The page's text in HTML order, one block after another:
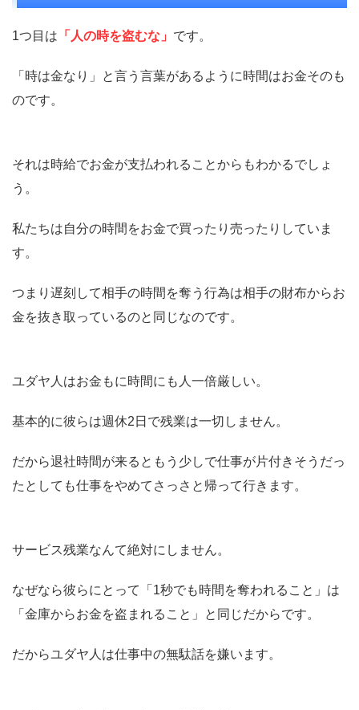
1つ目は 「人の時を盗むな」 です。
「時は金なり」と言う言葉があるように時間はお金そのも
のです。
それは時給でお金が支払われることからもわかるでしょ
う。
私たちは自分の時間をお金で買ったり売ったりしていま
す。
つまり遅刻して相手の時間を奪う行為は相手の財布からお
金を抜き取っているのと同じなのです。
ユダヤ人はお金もに時間にも人一倍厳しい。
基本的に彼らは週休2日で残業は一切しません。
だから退社時間が来るともう少しで仕事が片付きそうだっ
たとしても仕事をやめてさっさと帰って行きます。
サービス残業なんて絶対にしません。
なぜなら彼らにとって「1秒でも時間を奪われること」は
「金庫からお金を盗まれること」と同じだからです。
だからユダヤ人は仕事中の無駄話を嫌います。